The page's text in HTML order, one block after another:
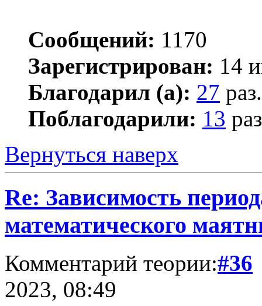
Сообщений: 1170
Зарегистрирован: 14
Благодарил (а): 27 раз.
Поблагодарили: 13
Вернуться наверх
Re: Зависимость
математического
Комментарий теории:#36
2023, 08:49